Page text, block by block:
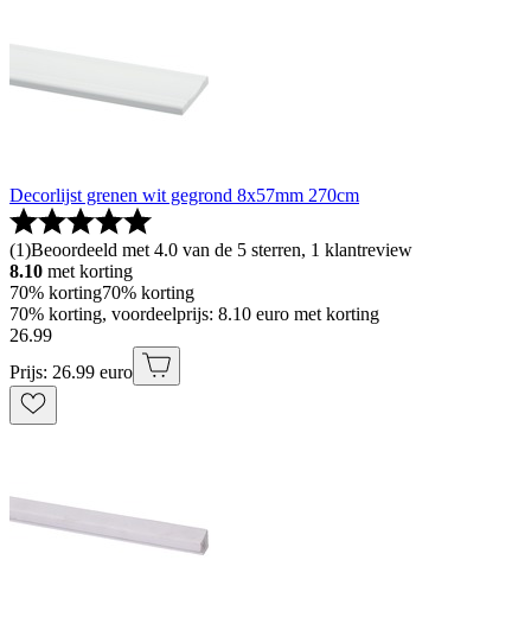
Decorlijst grenen wit gegrond 8x57mm 270cm
(1)Beoordeeld met 4.0 van de 5 sterren, 1 klantreview
8.10 met korting
70% korting70% korting
70% korting, voordeelprijs: 8.10 euro met korting
26.99
Prijs: 26.99 euro